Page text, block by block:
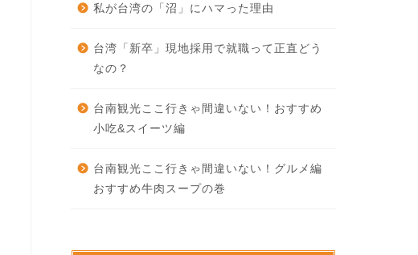
私が台湾の「沼」にハマった理由
台湾「新卒」現地採用で就職って正直どう
なの？
台南観光ここ行きゃ間違いない！おすすめ
小吃&スイーツ編
台南観光ここ行きゃ間違いない！グルメ編
おすすめ牛肉スープの巻